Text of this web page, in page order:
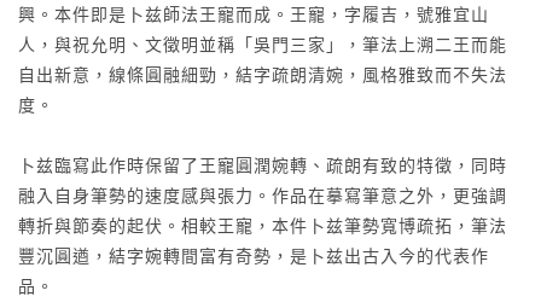
興。本件即是卜兹師法王寵而成。王寵，字履吉，號雅宜山
人，與祝允明、文徵明並稱「吳門三家」，筆法上溯二王而能
自出新意，線條圓融細勁，結字疏朗清婉，風格雅致而不失法
度。
卜兹臨寫此作時保留了王寵圓潤婉轉、疏朗有致的特徵，同時
融入自身筆勢的速度感與張力。作品在摹寫筆意之外，更強調
轉折與節奏的起伏。相較王寵，本件卜兹筆勢寬博疏拓，筆法
豐沉圓遒，結字婉轉間富有奇勢，是卜兹出古入今的代表作
品。